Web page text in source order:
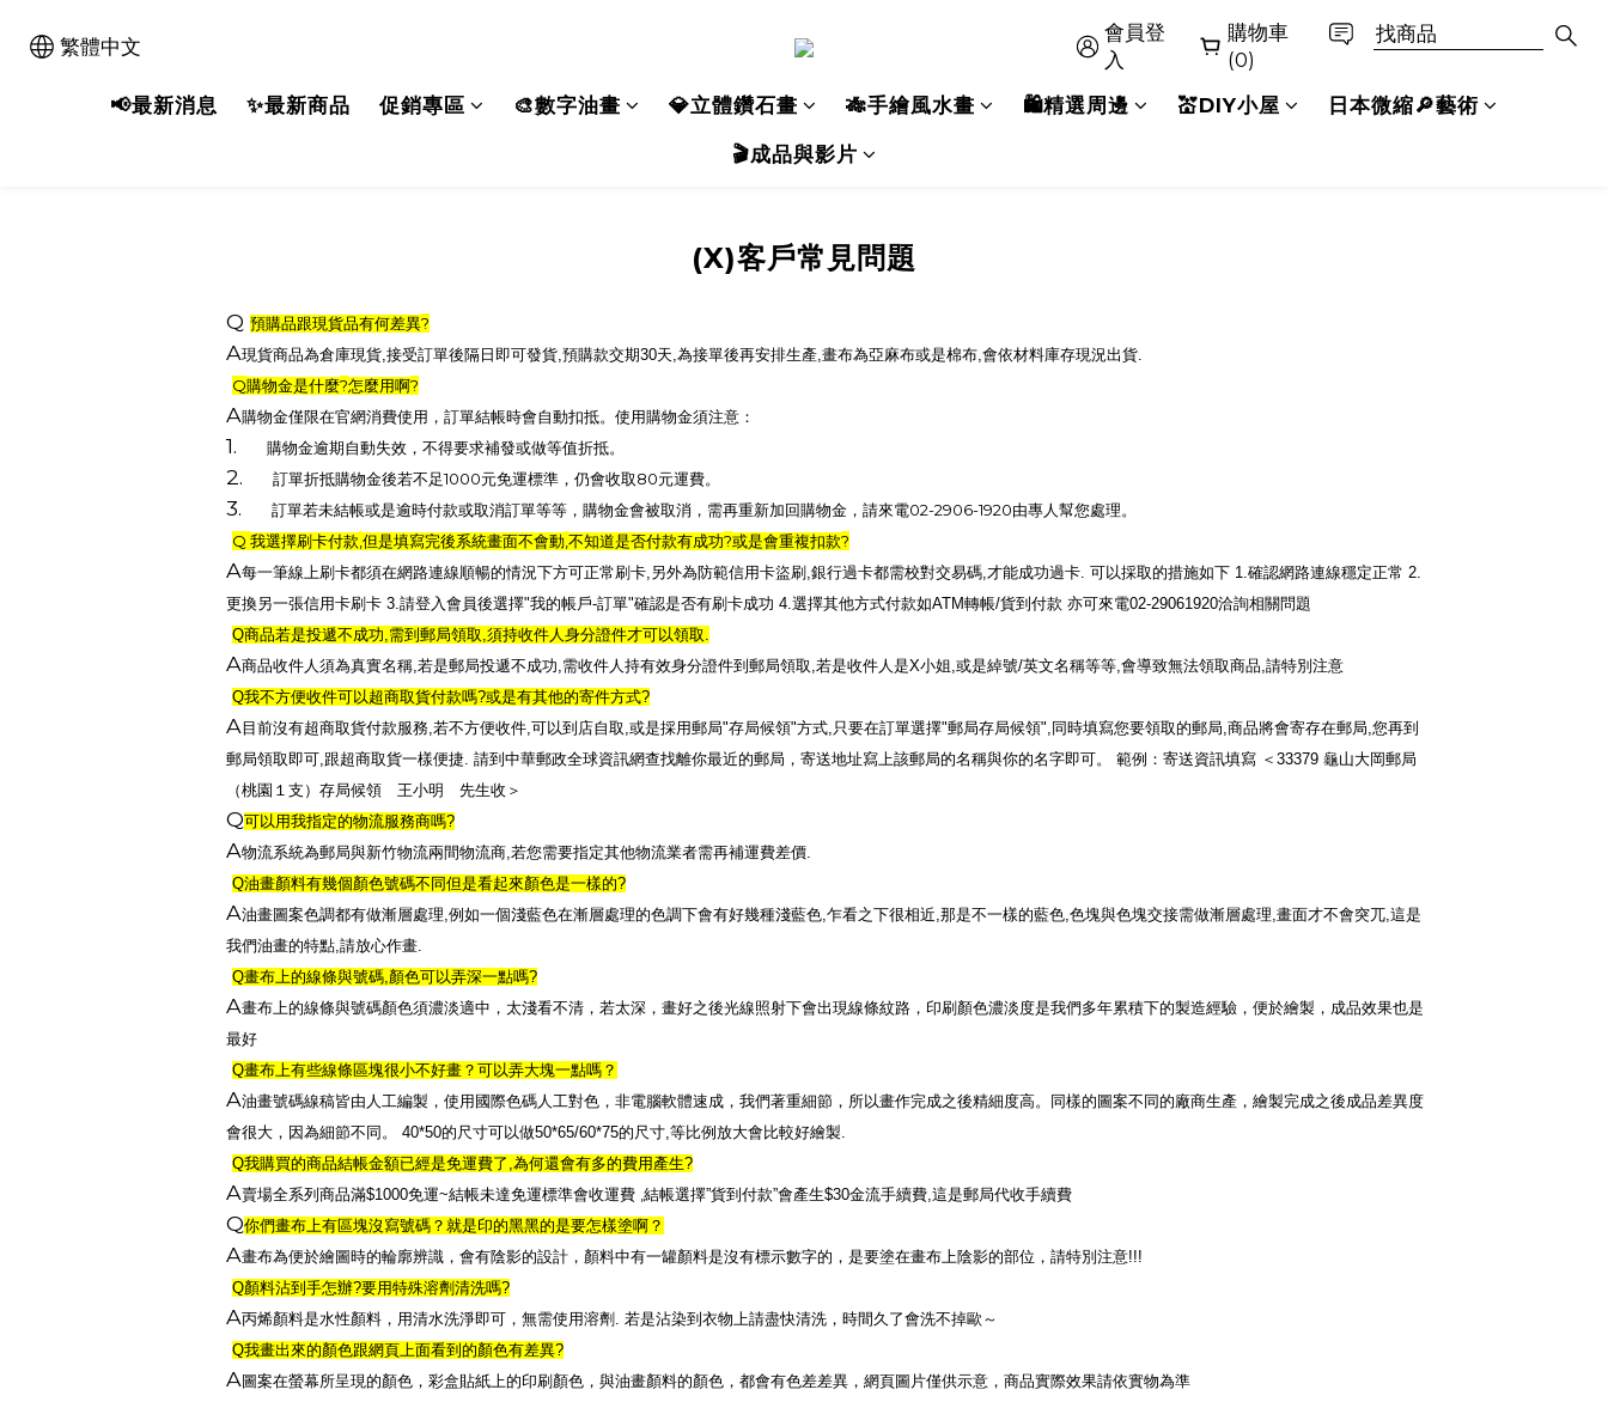
繁體中文
會員登
入
購物車
(0)
📢最新消息
✨最新商品 促銷專區 🎨數字油畫 💎立體鑽石畫 🎋手繪風水畫 🛍️精選周邊 💒DIY小屋 日本微縮🔎藝術
🎬成品與影片
(X)客戶常見問題
Q 預購品跟現貨品有何差異?
A現貨商品為倉庫現貨,接受訂單後隔日即可發貨,預購款交期30天,為接單後再安排生產,畫布為亞麻布或是棉布,會依材料庫存現況出貨.
Q購物金是什麼?怎麼用啊?
A購物金僅限在官網消費使用，訂單結帳時會自動扣抵。使用購物金須注意：
1. 購物金逾期自動失效，不得要求補發或做等值折抵。
2. 訂單折抵購物金後若不足1000元免運標準，仍會收取80元運費。
3. 訂單若未結帳或是逾時付款或取消訂單等等，購物金會被取消，需再重新加回購物金，請來電02-2906-1920由專人幫您處理。
Q 我選擇刷卡付款 但是填寫完後系統畫面不會動 不知道是否付款有成功?或是會重複扣款?
A每一筆線上刷卡都須在網路連線順暢的情況下方可正常刷卡, 另外為防範信用卡盜刷 ,銀行過卡都需校對交易碼,才能成功過卡. 可以採取的措施如下 1.確認網路連線穩定正常 2.
更換另一張信用卡刷卡 3.請登入會員後選擇"我的帳戶-訂單"確認是否有刷卡成功 4.選擇其他方式付款如ATM轉帳/貨到付款 亦可來電02-29061920洽詢相關問題
Q商品若是投遞不成功,需到郵局領取,須持收件人身分證件才可以領取.
A商品收件人須為真實名稱,若是郵局投遞不成功,需收件人持有效身分證件到郵局領取,若是收件人是X小姐,或是綽號/英文名稱等等,會導致無法領取商品,請特別注意
Q我不方便收件可以超商取貨付款嗎?或是有其他的寄件方式?
A 目前沒有超商取貨付款服務,若不方便收件,可以到店自取,或是採用郵局"存局候領"方式,只要在訂單選擇"郵局存局候領", 同時填寫您要領取的郵局,商品將會寄存在郵局,您再到
郵局領取即可,跟超商取貨一樣便捷. 請到中華郵政全球資訊網查找離你最近的郵局，寄送地址寫上該郵局的名稱與你的名字即可。 範例：寄送資訊填寫 ＜ 33379 龜山大岡郵局
（桃園１支）存局候領 王小明 先生收＞
Q可以用我指定的物流服務商嗎?
A物流系統為郵局與新竹物流兩間物流商,若您需要指定其他物流業者需再補運費差價.
Q油畫顏料有幾個顏色號碼不同但是看起來顏色是一樣的?
A油畫圖案色調都有做漸層處理,例如一個淺藍色在漸層處理的色調下會有好幾種淺藍色,乍看之下很相近,那是不一樣的藍色,色塊與色塊交接需做漸層處理,畫面才不會突兀,這是
我們油畫的特點,請放心作畫.
Q畫布上的線條與號碼,顏色可以弄深一點嗎?
A畫布上的線條與號碼顏色須濃淡適中，太淺看不清，若太深，畫好之後光線照射下會出現線條紋路，印刷顏色濃淡度是我們多年累積下的製造經驗，便於繪製，成品效果也是
最好
Q畫布上有些線條區塊很小不好畫？可以弄大塊一點嗎？
A油畫號碼線稿皆由人工編製，使用國際色碼人工對色，非電腦軟體速成，我們著重細節，所以畫作完成之後精細度高。同樣的圖案不同的廠商生產，繪製完成之後成品差異度
會很大，因為細節不同。
40*50的尺寸可以做50*65/60*75的尺寸,等比例放大會比較好繪製.
Q我購買的商品結帳金額已經是免運費了 ,為何還會有多的費用產生?
A賣場全系列商品滿$1000免運~結帳未達免運標準會收運費 結帳選擇”貨到付款”會產生$30金流手續費,這是郵局代收手續費
Q你們畫布上有區塊沒寫號碼？就是印的黑黑的是要怎樣塗啊？
A畫布為便於繪圖時的輪廓辨識，會有陰影的設計，顏料中有一罐顏料是沒有標示數字的，是要塗在畫布上陰影的部位，請特別注意!!!
Q顏料沾到手怎辦?要用特殊溶劑清洗嗎?
A丙烯顏料是水性顏料，用清水洗淨即可，無需使用溶劑 . 若是沾染到衣物上請盡快清洗，時間久了會洗不掉歐～
Q我畫出來的顏色跟網頁上面看到的顏色有差異?
A 圖案在螢幕所呈現的顏色，彩盒貼紙上的印刷顏色，與油畫顏料的顏色，都會有色差差異，網頁圖片僅供示意，商品實際效果請依實物為準